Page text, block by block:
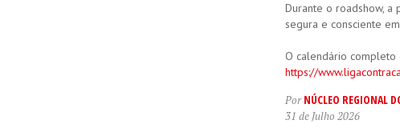
Durante o roadshow, a
segura e consciente
O calendário completo
https://
PorNÚCLEO REGIONAL
31 de Julho 2026